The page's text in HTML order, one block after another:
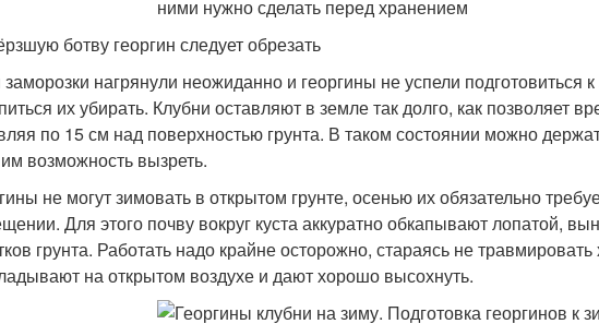
ботву георгин следует обрезать
нагрянули неожиданно и георгины не успели подготовиться
их убирать. Клубни оставляют в земле так долго, как позволяет
по 15 см над поверхностью грунта. В таком состоянии можно
возможность вызреть.
не могут зимовать в открытом грунте, осенью их обязательно
Для этого почву вокруг куста аккуратно обкапывают лопатой,
грунта. Работать надо крайне осторожно, стараясь не
на открытом воздухе и дают хорошо высохнуть.